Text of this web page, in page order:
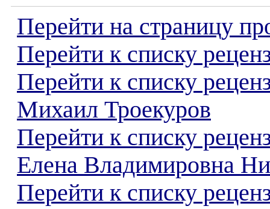
Перейти на страницу
Перейти к списку
Перейти к списку
Михаил Троекуров
Перейти к списку
Елена Владимировна
Перейти к списку